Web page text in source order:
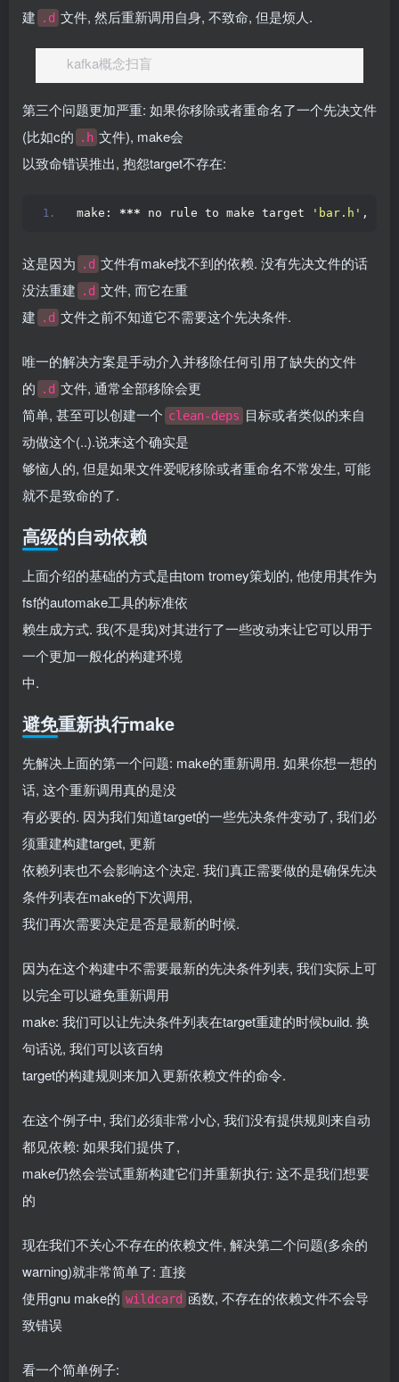
建
.d 文件, 然后重新调用自身, 不致命, 但是烦人.
kafka概念扫盲
第三个问题更加严重: 如果你移除或者重命名了一个先决文件
(比如c的
.h 文件), make会
以致命错误推出, 抱怨target不存在:
make: *** no rule to make target 'bar.h' ,
这是因为 .d 文件有make找不到的依赖. 没有先决文件的话
没法重建
.d 文件, 而它在重
建
.d 文件之前不知道它不需要这个先决条件.
唯一的解决方案是手动介入并移除任何引用了缺失的文件
的
.d 文件, 通常全部移除会更
简单, 甚至可以创建一个 clean-deps 目标或者类似的来自
动做这个(..).说来这个确实是
够恼人的, 但是如果文件爱呢移除或者重命名不常发生, 可能
就不是致命的了.
高级的自动依赖
上面介绍的基础的方式是由tom tromey策划的, 他使用其作为
fsf的automake工具的标准依
赖生成方式. 我(不是我)对其进行了一些改动来让它可以用于
一个更加一般化的构建环境
中.
避免重新执行make
先解决上面的第一个问题: make的重新调用. 如果你想一想的
话, 这个重新调用真的是没
有必要的. 因为我们知道target的一些先决条件变动了, 我们必
须重建构建target, 更新
依赖列表也不会影响这个决定. 我们真正需要做的是确保先决
条件列表在make的下次调用,
我们再次需要决定是否是最新的时候.
因为在这个构建中不需要最新的先决条件列表, 我们实际上可
以完全可以避免重新调用
make: 我们可以让先决条件列表在target重建的时候build. 换
句话说, 我们可以该百纳
target的构建规则来加入更新依赖文件的命令.
在这个例子中, 我们必须非常小心, 我们没有提供规则来自动
都见依赖: 如果我们提供了,
make仍然会尝试重新构建它们并重新执行: 这不是我们想要
的
现在我们不关心不存在的依赖文件, 解决第二个问题(多余的
warning)就非常简单了: 直接
使用gnu make的 wildcard 函数, 不存在的依赖文件不会导
致错误
看一个简单例子: